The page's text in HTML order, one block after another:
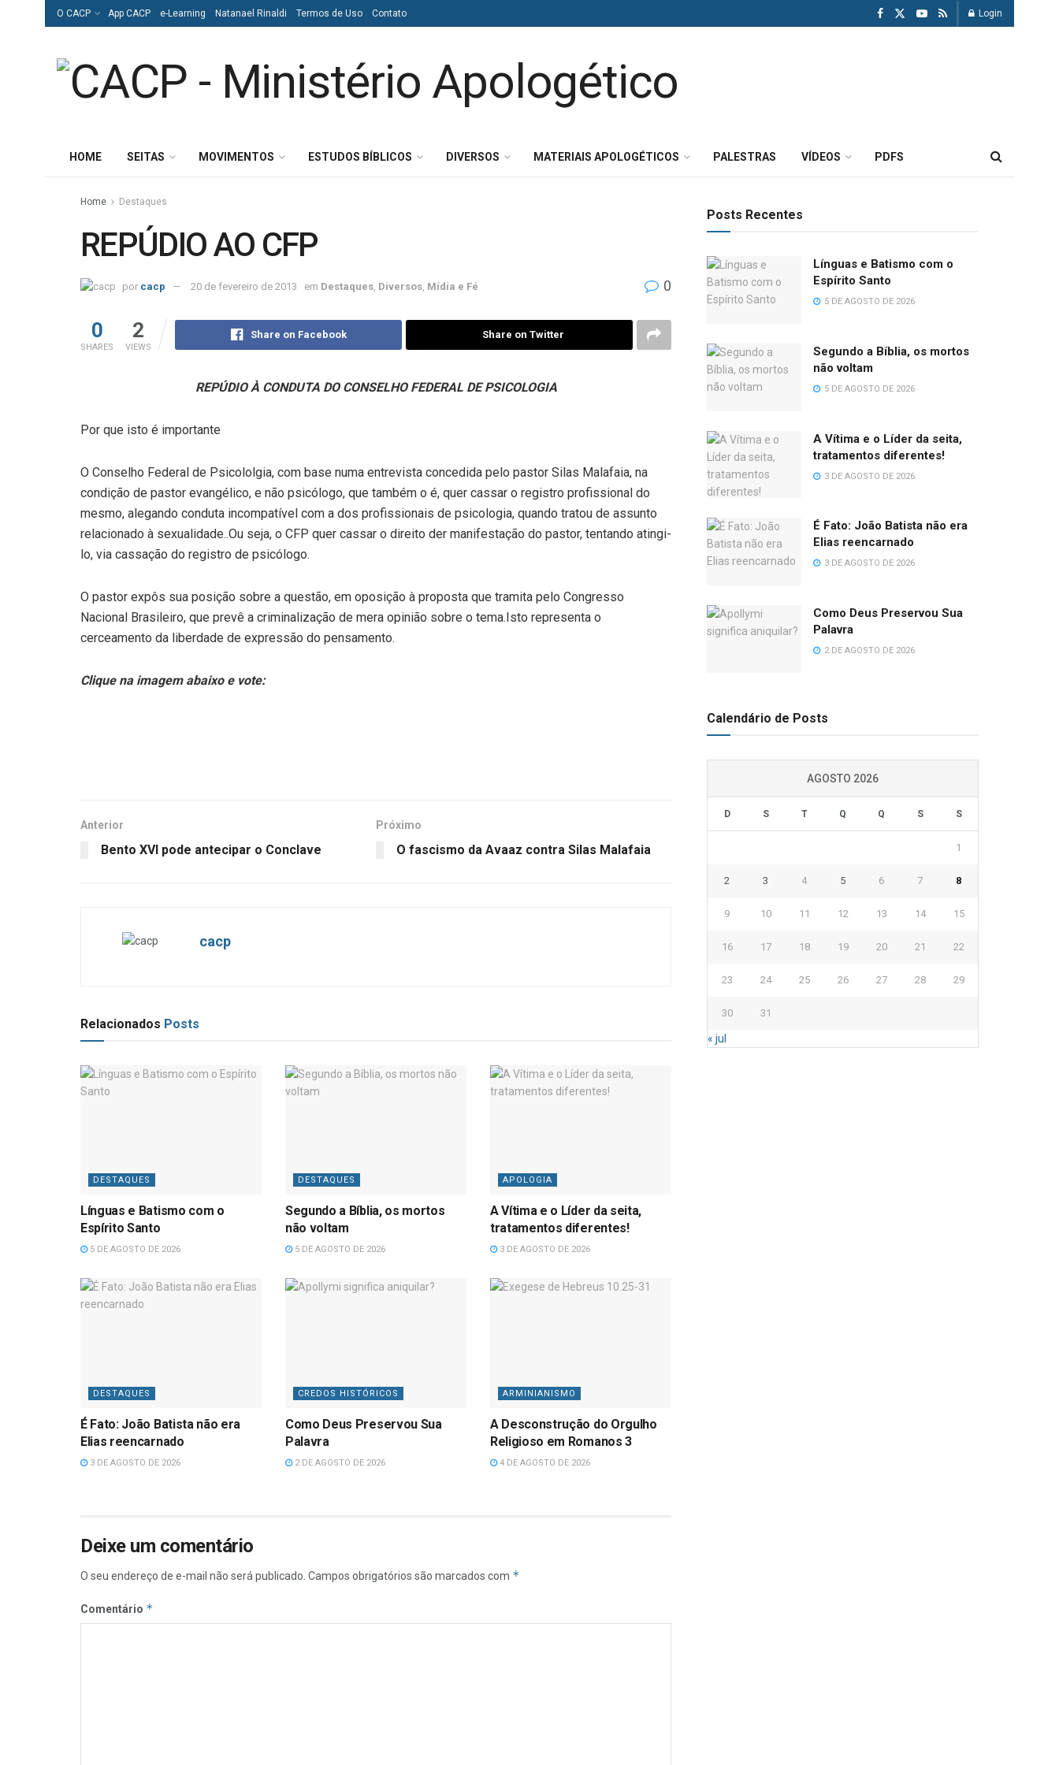
O CACP App CACP e-Learning Natanael Rinaldi Termos de Uso Contato Login
HOME SEITAS MOVIMENTOS ESTUDOS BÍBLICOS DIVERSOS MATERIAIS APOLOGÉTICOS PALESTRAS VÍDEOS PDFS
Home Destaques
REPÚDIO AO CFP
por cacp 20 de fevereiro de 2013 em Destaques Diversos Mídia e Fé 0
0
SHARES
2
VIEWS
Share on Facebook Share on Twitter
REPÚDIO À CONDUTA DO CONSELHO FEDERAL DE PSICOLOGIA
Por que isto é importante
O Conselho Federal de Psicololgia, com base numa entrevista concedida pelo pastor Silas Malafaia, na
condição de pastor evangélico, e não psicólogo, que também o é, quer cassar o registro profissional do
mesmo, alegando conduta incompatível com a dos profissionais de psicologia, quando tratou de assunto
relacionado à sexualidade..Ou seja, o CFP quer cassar o direito der manifestação do pastor, tentando atingi-
lo, via cassação do registro de psicólogo.
O pastor expôs sua posição sobre a questão, em oposição à proposta que tramita pelo Congresso
Nacional Brasileiro, que prevê a criminalização de mera opinião sobre o tema.Isto representa o
cerceamento da liberdade de expressão do pensamento.
Clique na imagem abaixo e vote:
Anterior
Bento XVI pode antecipar o Conclave
Próximo
O fascismo da Avaaz contra Silas Malafaia
cacp
Relacionados Posts
DESTAQUES
Línguas e Batismo com o
Espírito Santo
5 DE AGOSTO DE 2026
DESTAQUES
Segundo a Bíblia, os mortos
não voltam
5 DE AGOSTO DE 2026
APOLOGIA
A Vítima e o Líder da seita,
tratamentos diferentes!
3 DE AGOSTO DE 2026
DESTAQUES
É Fato: João Batista não era
Elias reencarnado
3 DE AGOSTO DE 2026
CREDOS HISTÓRICOS
Como Deus Preservou Sua
Palavra
2 DE AGOSTO DE 2026
ARMINIANISMO
A Desconstrução do Orgulho
Religioso em Romanos 3
4 DE AGOSTO DE 2026
Deixe um comentário
O seu endereço de e-mail não será publicado. Campos obrigatórios são marcados com *
Comentário *
Posts Recentes
Línguas e Batismo com o
Espírito Santo
5 DE AGOSTO DE 2026
Segundo a Bíblia, os mortos
não voltam
5 DE AGOSTO DE 2026
A Vítima e o Líder da seita,
tratamentos diferentes!
3 DE AGOSTO DE 2026
É Fato: João Batista não era
Elias reencarnado
3 DE AGOSTO DE 2026
Como Deus Preservou Sua
Palavra
2 DE AGOSTO DE 2026
Calendário de Posts
AGOSTO 2026
D S T Q Q S S
1
2 3 4 5 6 7 8
9 10 11 12 13 14 15
16 17 18 19 20 21 22
23 24 25 26 27 28 29
30 31
« jul